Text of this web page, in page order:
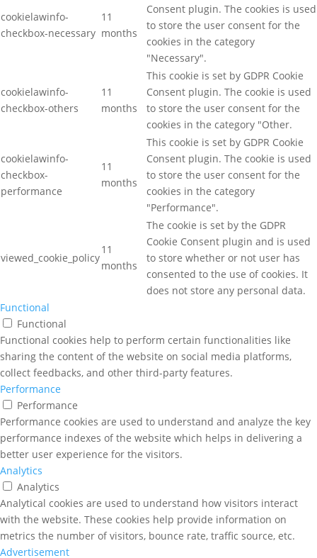
cookielawinfo-
checkbox-necessary
11
months
Consent plugin. The cookies is used
to store the user consent for the
cookies in the category
"Necessary".
cookielawinfo-
checkbox-others
11
months
This cookie is set by GDPR Cookie
Consent plugin. The cookie is used
to store the user consent for the
cookies in the category "Other.
cookielawinfo-
checkbox-
performance
11
months
This cookie is set by GDPR Cookie
Consent plugin. The cookie is used
to store the user consent for the
cookies in the category
"Performance".
viewed_cookie_policy
11
months
The cookie is set by the GDPR
Cookie Consent plugin and is used
to store whether or not user has
consented to the use of cookies. It
does not store any personal data.
Functional
Functional
Functional cookies help to perform certain functionalities like
sharing the content of the website on social media platforms,
collect feedbacks, and other third-party features.
Performance
Performance
Performance cookies are used to understand and analyze the key
performance indexes of the website which helps in delivering a
better user experience for the visitors.
Analytics
Analytics
Analytical cookies are used to understand how visitors interact
with the website. These cookies help provide information on
metrics the number of visitors, bounce rate, traffic source, etc.
Advertisement